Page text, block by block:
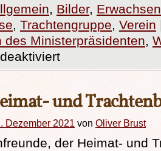
, Bilder,
, Trachtengruppe, Verein
des Ministerpräsidenten,
und
Dezember 2021 von Oliver Brust
der Heimat- und